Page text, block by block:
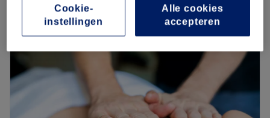
Maandag 09:00–21:00
09:00
09:00
Vrijdag
09:00
18:00
Gesloten
Gesloten
Alle cookies
accepteren
Cookie-
instellingen